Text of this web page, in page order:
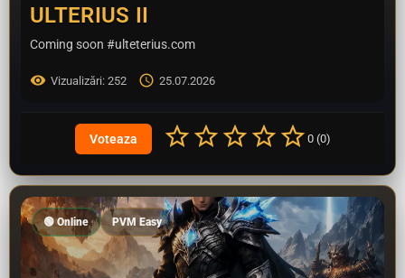
ULTERIUS II
Coming soon #ulteterius.com
Vizualizări: 252 25.07.2026
0 (0)
🟢 Online PVM Easy